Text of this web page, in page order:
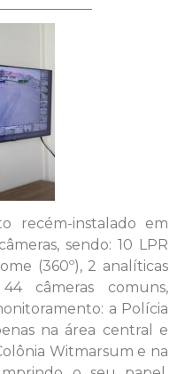
recém-instalado em
sendo: 10 LPR
(360º), 2 analíticas
câmeras comuns,
a Polícia
na área central e
Witmarsum e na